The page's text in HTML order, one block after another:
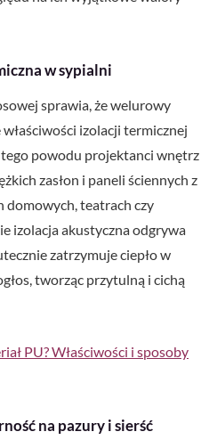
w sypialni
sprawia, że welurowy
izolacji termicznej
powodu projektanci wnętrz
zasłon i paneli ściennych z
domowych, teatrach czy
izolacja akustyczna odgrywa
zatrzymuje ciepło w
tworząc przytulną i cichą
PU? Właściwości i sposoby
na pazury i sierść